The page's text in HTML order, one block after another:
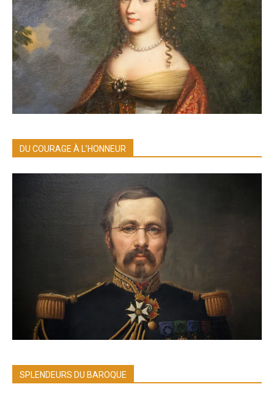
DU COURAGE À L’HONNEUR
SPLENDEURS DU BAROQUE